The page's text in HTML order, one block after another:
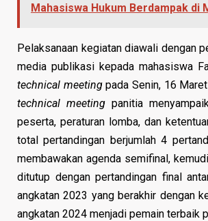
Mahasiswa Hukum Berdampak di
Pelaksanaan kegiatan diawali dengan
media publikasi kepada mahasiswa
technical meetingpada Senin, 16
technical meeting panitia
peserta, peraturan lomba, dan
total pertandingan berjumlah 4
membawakan agenda semifinal,
ditutup dengan pertandingan final
angkatan 2023 yang berakhir dengan
angkatan 2024 menjadi pemain terbaik